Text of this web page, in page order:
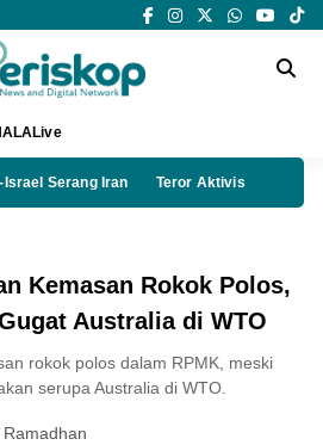
Israel Serang Iran Teror Aktivis
Kemasan Rokok Polos,
Australia di WTO
rokok polos dalam RPMK, meski
serupa Australia di WTO.